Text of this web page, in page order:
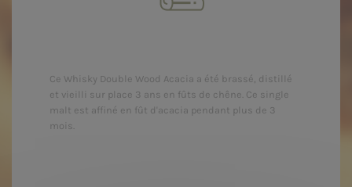
Ce Whisky Double Wood Acacia a été brassé, distillé
et vieilli sur place 3 ans en fûts de chêne. Ce single
malt est affiné en fût d'acacia pendant plus de 3
mois.